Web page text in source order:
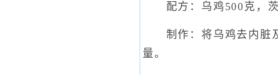
配方：乌鸡500克，茨
制作：将乌鸡去内脏及
量。